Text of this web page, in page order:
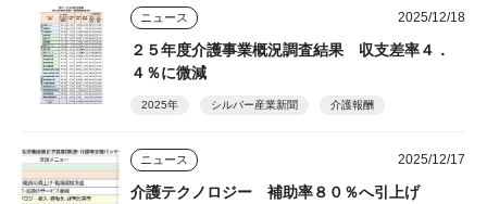
ニュース 2025/12/18
２５年度介護事業概況調査結果 収支差率４．
４％に微減
2025年 シルバー産業新聞 介護報酬
ニュース 2025/12/17
介護テクノロジー 補助率８０％へ引上げ